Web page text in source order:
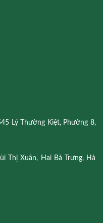
Lý Thường Kiệt, Phường 8,
Thị Xuân, Hai Bà Trưng, Hà